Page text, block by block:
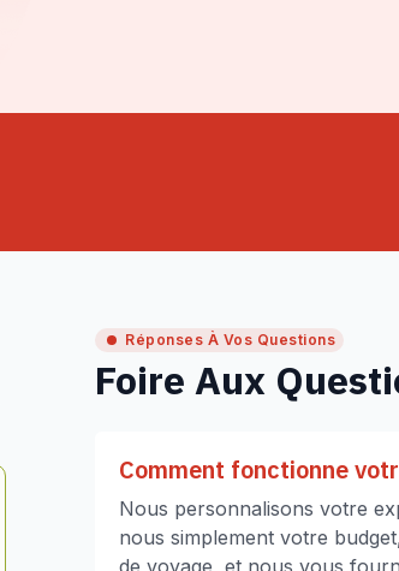
Réponses À Vos Questions
Foire Aux
Comment fonctionne
Nous personnalisons votre
nous simplement votre
de voyage, et nous vous